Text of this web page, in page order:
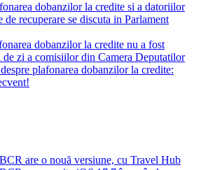
dobanzilor la credite si a datoriilor
de recuperare se discuta in Parlament
dobanzilor la credite nu a fost
de zi a comisiilor din Camera Deputatilor
plafonarea dobanzilor la credite:
are o nouă versiune, cu Travel Hub